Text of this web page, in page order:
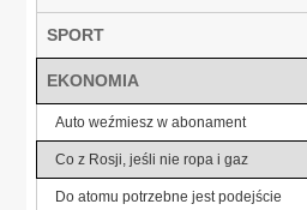
SPORT
EKONOMIA
Auto weźmiesz w abonament
Co z Rosji, jeśli nie ropa i gaz
Do atomu potrzebne jest podejście